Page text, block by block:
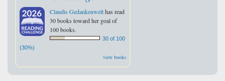
Claudis Gedankenwelthas read
30 books toward her goal of
100 books.
30 of 100
(30%)
view books